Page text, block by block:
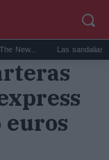
Las sandalias de
euros